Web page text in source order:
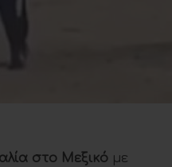
στο Μεξικό με